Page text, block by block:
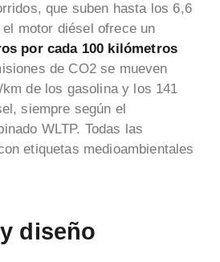
que suben hasta los 6,6
motor diésel ofrece un
por cada 100 kilómetros
de CO2se mueven
de los gasolina y los 141
siempre según el
WLTP. Todas las
etiquetas medioambientales
diseño